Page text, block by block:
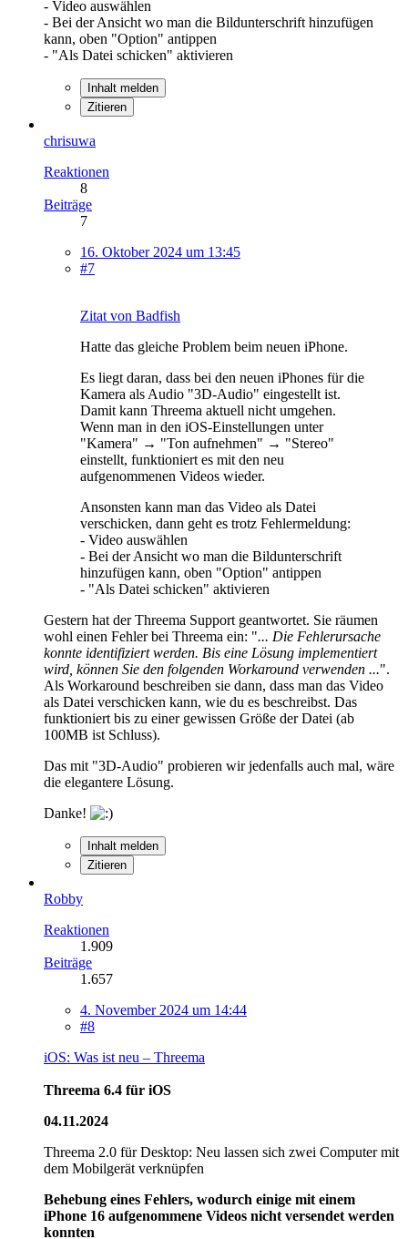
- Video auswählen
- Bei der Ansicht wo man die Bildunterschrift hinzufügen
kann, oben "Option" antippen
- "Als Datei schicken" aktivieren
Inhalt melden
Zitieren
chrisuwa
Reaktionen
8
Beiträge
7
16. Oktober 2024 um 13:45
#7
Zitat von Badfish
Hatte das gleiche Problem beim neuen iPhone.
Es liegt daran, dass bei den neuen iPhones für die
Kamera als Audio "3D-Audio" eingestellt ist.
Damit kann Threema aktuell nicht umgehen.
Wenn man in den iOS-Einstellungen unter
"Kamera" → "Ton aufnehmen" → "Stereo"
einstellt, funktioniert es mit den neu
aufgenommenen Videos wieder.
Ansonsten kann man das Video als Datei
verschicken, dann geht es trotz Fehlermeldung:
- Video auswählen
- Bei der Ansicht wo man die Bildunterschrift
hinzufügen kann, oben "Option" antippen
- "Als Datei schicken" aktivieren
Gestern hat der Threema Support geantwortet. Sie räumen
wohl einen Fehler bei Threema ein: "... Die Fehlerursache
konnte identifiziert werden. Bis eine Lösung implementiert
wird, können Sie den folgenden Workaround verwenden ...".
Als Workaround beschreiben sie dann, dass man das Video
als Datei verschicken kann, wie du es beschreibst. Das
funktioniert bis zu einer gewissen Größe der Datei (ab
100MB ist Schluss).
Das mit "3D-Audio" probieren wir jedenfalls auch mal, wäre
die elegantere Lösung.
Danke!
Inhalt melden
Zitieren
Robby
Reaktionen
1.909
Beiträge
1.657
4. November 2024 um 14:44
#8
iOS: Was ist neu – Threema
Threema 6.4 für iOS
04.11.2024
Threema 2.0 für Desktop: Neu lassen sich zwei Computer mit
dem Mobilgerät verknüpfen
Behebung eines Fehlers, wodurch einige mit einem
iPhone 16 aufgenommene Videos nicht versendet werden
konnten